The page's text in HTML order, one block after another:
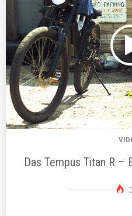
Das Tempus Titan R –